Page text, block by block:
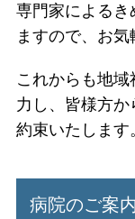
専門家によるき
ますので、お気
これからも地
力し、皆様方
約束いたします
病院のご案内